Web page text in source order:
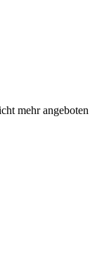
mehr angeboten